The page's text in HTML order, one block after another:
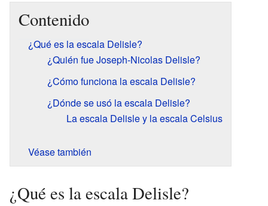
Contenido
¿Qué es la escala Delisle?
¿Quién fue Joseph-Nicolas Delisle?
¿Cómo funciona la escala Delisle?
¿Dónde se usó la escala Delisle?
La escala Delisle y la escala Celsius
Véase también
¿Qué es la escala Delisle?